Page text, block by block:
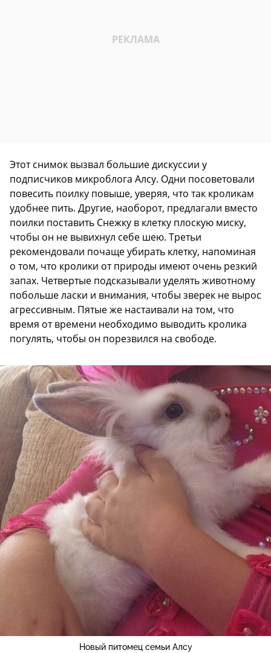
Этот снимок вызвал большие дискуссии у
подписчиков микроблога Алсу. Одни посоветовали
повесить поилку повыше, уверяя, что так кроликам
удобнее пить. Другие, наоборот, предлагали вместо
поилки поставить Снежку в клетку плоскую миску,
чтобы он не вывихнул себе шею. Третьи
рекомендовали почаще убирать клетку, напоминая
о том, что кролики от природы имеют очень резкий
запах. Четвертые подсказывали уделять животному
побольше ласки и внимания, чтобы зверек не вырос
агрессивным. Пятые же настаивали на том, что
время от времени необходимо выводить кролика
погулять, чтобы он порезвился на свободе.
Новый питомец семьи Алсу